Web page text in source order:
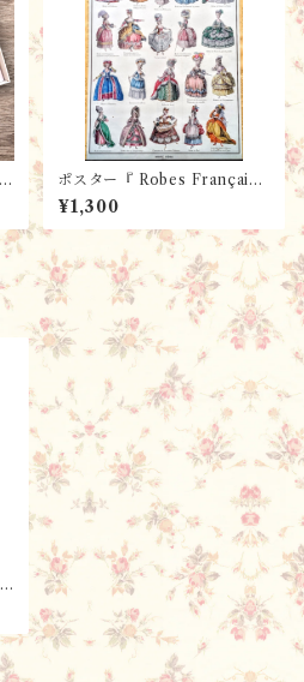
ポスター『 Robes Française
s du XVIII 18世紀のフランス
のドレス』 パリ雑貨・フレン
チレトロ ・ポスター・ドレス
／ フランスMarc Vidal 社
¥1,300